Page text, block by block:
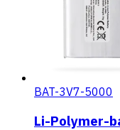
BAT-3V7-5000
Li-Polymer-